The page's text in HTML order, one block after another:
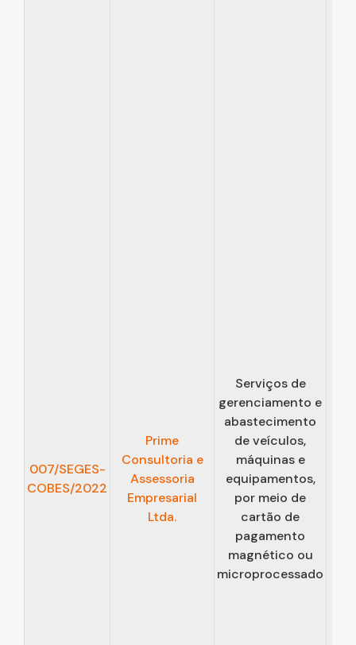
007/SEGES-
COBES/2022
Prime
Consultoria e
Assessoria
Empresarial
Ltda.
Serviços de
gerenciamento e
abastecimento
de veículos,
máquinas e
equipamentos,
por meio de
cartão de
pagamento
magnético ou
microprocessado